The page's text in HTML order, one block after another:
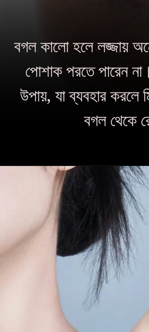
বগল কালো হলে লজ্জায়
পোশাক পরতে পারেন
উপায়, যা ব্যবহার করলে
বগল থেকে